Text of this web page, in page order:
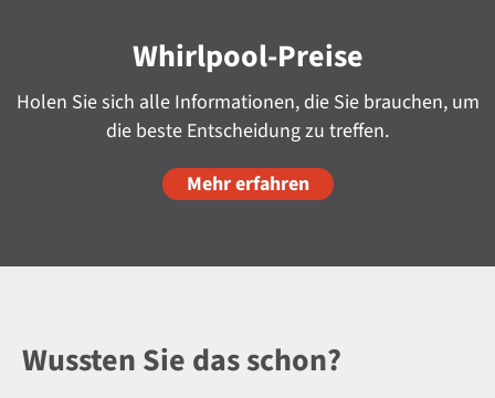
Whirlpool-Preise
Holen Sie sich alle Informationen, die Sie brauchen, um
die beste Entscheidung zu treffen.
Mehr erfahren
Wussten Sie das schon?